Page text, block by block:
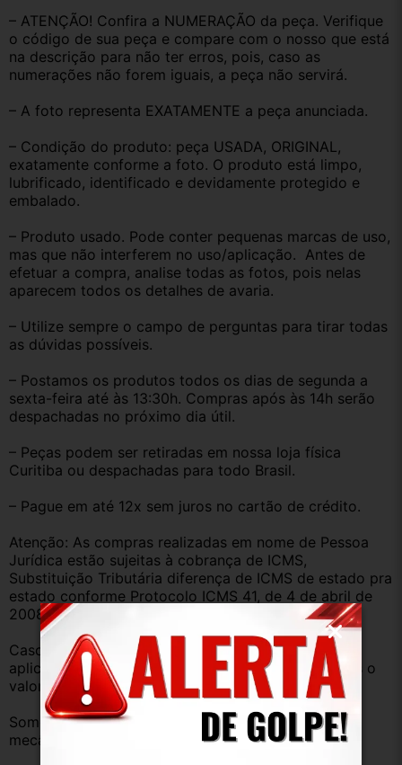
– ATENÇÃO! Confira a NUMERAÇÃO da peça. Verifique
o código de sua peça e compare com o nosso que está
na descrição para não ter erros, pois, caso as
numerações não forem iguais, a peça não servirá.
– A foto representa EXATAMENTE a peça anunciada.
– Condição do produto: peça USADA, ORIGINAL,
exatamente conforme a foto. O produto está limpo,
lubrificado, identificado e devidamente protegido e
embalado.
– Produto usado. Pode conter pequenas marcas de uso,
mas que não interferem no uso/aplicação.  Antes de
efetuar a compra, analise todas as fotos, pois nelas
aparecem todos os detalhes de avaria.
– Utilize sempre o campo de perguntas para tirar todas
as dúvidas possíveis.
– Postamos os produtos todos os dias de segunda a
sexta-feira até às 13:30h. Compras após às 14h serão
despachadas no próximo dia útil.
– Peças podem ser retiradas em nossa loja física
Curitiba ou despachadas para todo Brasil.
– Pague em até 12x sem juros no cartão de crédito.
Atenção: As compras realizadas em nome de Pessoa
Jurídica estão sujeitas à cobrança de ICMS,
Substituição Tributária diferença de ICMS de estado pra
estado conforme Protocolo ICMS 41, de 4 de abril de
2008.
Caso você tenha dúvidas sobre o percentual a ser
aplicado, nos consulte através do campo perguntas o
valor que será acrescentado.
Somos uma empresa com amplo estoque de peças
mecânica, lataria, acessórios, entre outros.